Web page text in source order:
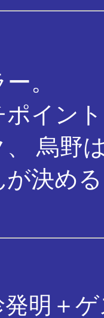
。
イン
烏野
決め
明＋